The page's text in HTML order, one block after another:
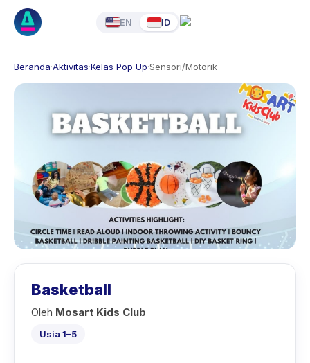
EN ID
Beranda·Aktivitas·Kelas Pop Up·Sensori/Motorik
Basketball
Oleh Mosart Kids Club
Usia 1–5